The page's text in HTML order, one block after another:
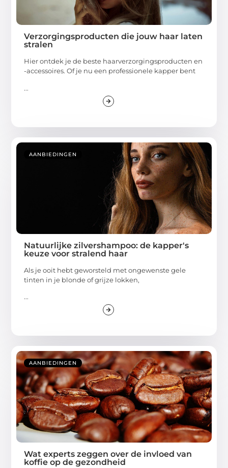
Verzorgingsproducten die jouw haar laten
stralen
Hier ontdek je de beste haarverzorgingsproducten en
-accessoires. Of je nu een professionele kapper bent
...
AANBIEDINGEN
Natuurlijke zilvershampoo: de kapper's
keuze voor stralend haar
Als je ooit hebt geworsteld met ongewenste gele
tinten in je blonde of grijze lokken,
...
AANBIEDINGEN
Wat experts zeggen over de invloed van
koffie op de gezondheid